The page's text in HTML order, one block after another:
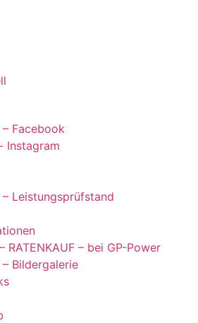
– Facebook
Instagram
– Leistungsprüfstand
RATENKAUF – bei GP-Power
– Bildergalerie